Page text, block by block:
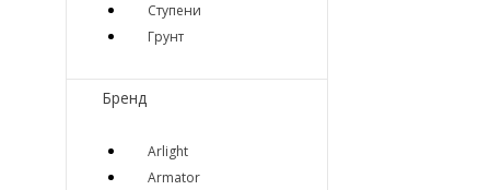
Ступени
Грунт
Бренд
Arlight
Armator